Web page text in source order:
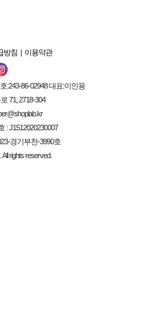
방침 | 이용약관
:243-86-02948대표:이인용
71, 2718-304
:J1512020230007
경기부천-3990호
. All rights reserved.